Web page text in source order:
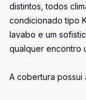
distintos, todos
condicionado tipo
lavabo e um
qualquer encontro
A cobertura possui